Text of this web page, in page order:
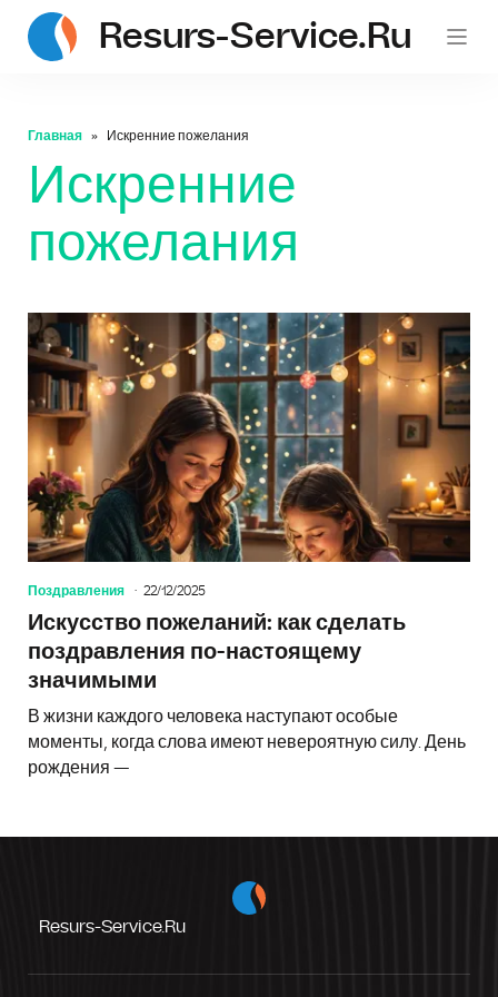
Resurs-Service.ru
Главная Искренние пожелания
Искренние
пожелания
Поздравления 22/12/2025
Искусство пожеланий: как сделать
поздравления по-настоящему
значимыми
В жизни каждого человека наступают особые
моменты, когда слова имеют невероятную силу. День
рождения —
Resurs-Service.ru